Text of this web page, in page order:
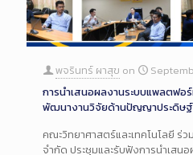
พจรินทร์ ผาสุข on
การนำเสนอผลงานระบบแพลตฟ
พัฒนางานวิจัยด้านปัญญาประดิษฐ์
คณะวิทยาศาสตร์และเทคโนโลยี ร่ว
จำกัด ประชุมและรับฟังการนำเส